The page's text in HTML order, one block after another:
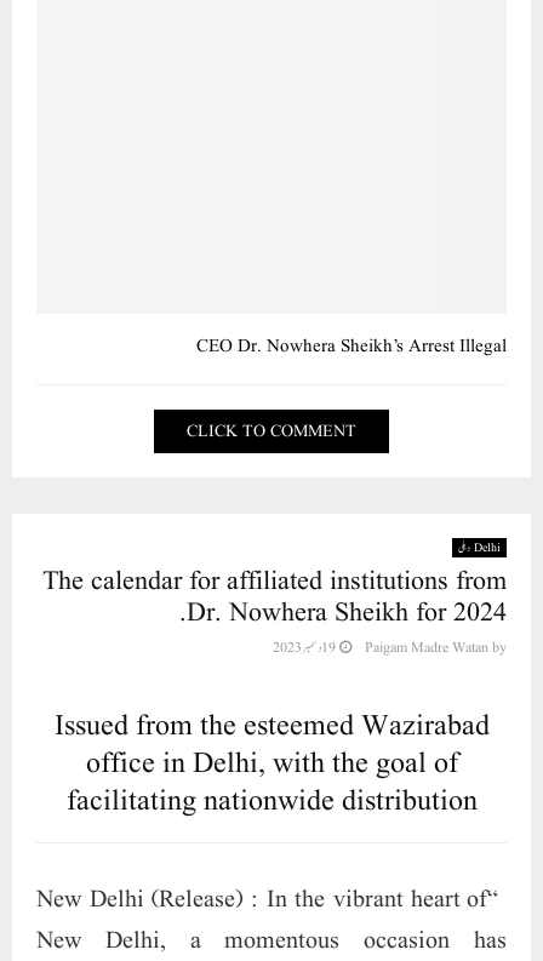
CEO Dr. Nowhera Sheikh’s Arrest Illegal
CLICK TO COMMENT
Delhi دہلی
The calendar for affiliated institutions from
Dr. Nowhera Sheikh for 2024.
by
Paigam Madre Watan 19 دسمبر 2023
Issued from the esteemed Wazirabad
office in Delhi, with the goal of
facilitating nationwide distribution
“New Delhi (Release) :
In the vibrant heart of
New Delhi, a momentous occasion has